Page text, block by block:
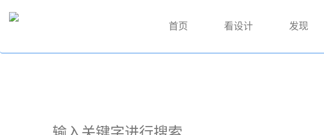
首页 看设计 发现